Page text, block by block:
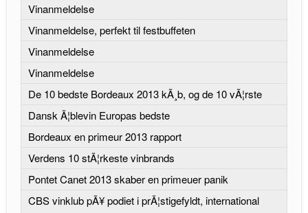
Vinanmeldelse
Vinanmeldelse, perfekt til festbuffeten
Vinanmeldelse
Vinanmeldelse
De 10 bedste Bordeaux 2013 kÃ¸b, og de 10 vÃ¦rste
Dansk Ã¦blevin Europas bedste
Bordeaux en primeur 2013 rapport
Verdens 10 stÃ¦rkeste vinbrands
Pontet Canet 2013 skaber en primeuer panik
CBS vinklub pÃ¥ podiet i prÃ¦stigefyldt, international